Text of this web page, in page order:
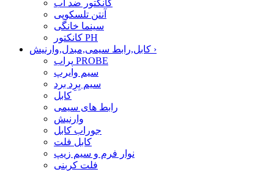
کانکتور ضد آب
آنتن تلسکوپی
سینما خانگی
کانکتور PH
›
پراب PROBE
سیم وایرپ
سیم بِرِد برد
کابل
رابط های سیمی
وارنیش
جوراب کابل
کابل فلت
نوار فرم و سیم زیپ
فلت کربنی